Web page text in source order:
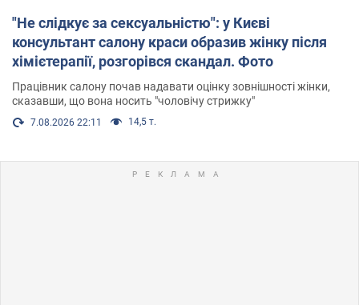
"Не слідкує за сексуальністю": у Києві
консультант салону краси образив жінку після
хімієтерапії, розгорівся скандал. Фото
Працівник салону почав надавати оцінку зовнішності жінки,
сказавши, що вона носить "чоловічу стрижку"
7.08.2026 22:11 14,5 т.